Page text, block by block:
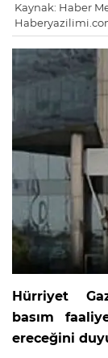
Kaynak: Haber
Hürriyet
basım
ereceğini